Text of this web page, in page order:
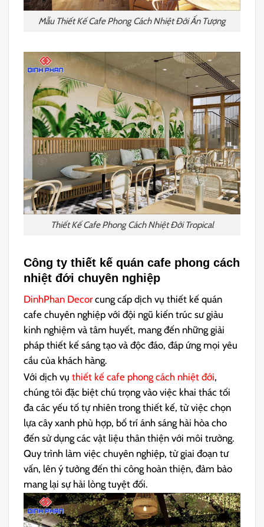
Mẫu Thiết Kế Cafe Phong Cách Nhiệt Đới Ấn Tượng
Thiết Kế Cafe Phong Cách Nhiệt Đới Tropical
Công ty thiết kế quán cafe phong cách
nhiệt đới chuyên nghiệp
DinhPhan Decorcung cấp dịch vụ thiết kế quán
cafe chuyên nghiệp với đội ngũ kiến trúc sư giàu
kinh nghiệm và tâm huyết, mang đến những giải
pháp thiết kế sáng tạo và độc đáo, đáp ứng mọi yêu
cầu của khách hàng.
Với dịch vụthiết kế cafe phong cách nhiệt đới,
chúng tôi đặc biệt chú trọng vào việc khai thác tối
đa các yếu tố tự nhiên trong thiết kế, từ việc chọn
lựa cây xanh phù hợp, bố trí ánh sáng hài hòa cho
đến sử dụng các vật liệu thân thiện với môi trường.
Quy trình làm việc chuyên nghiệp, từ giai đoạn tư
vấn, lên ý tưởng đến thi công hoàn thiện, đảm bảo
mang lại sự hài lòng tuyệt đối.